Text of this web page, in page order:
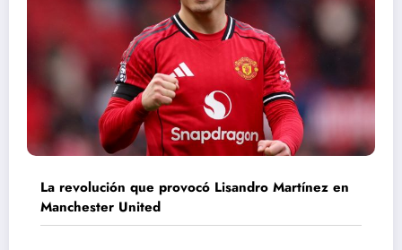
La revolución que provocó Lisandro Martínez en
Manchester United